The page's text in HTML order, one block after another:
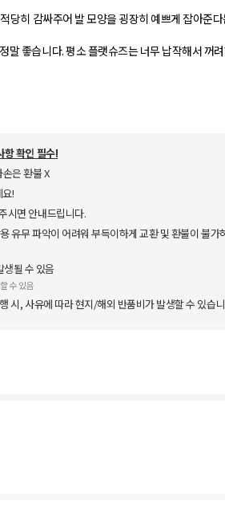
당히 감싸주어 발 모양을 굉장히 예쁘게 잡아준
말 좋습니다. 평소 플랫슈즈는 너무 납작해서 꺼
항 확인 필수!
은 환불 X
!
시면 안내드립니다.
유무 파악이 어려워 부득이하게 교환 및 환불이 불가
될 수 있음
수 있음
시, 사유에 따라 현지/해외 반품비가 발생할 수 있습